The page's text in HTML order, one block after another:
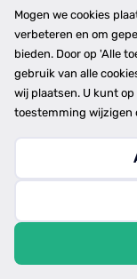
Bedrijfsgegevens
Werkwijze
Overzichten
Plaatsen
Provincies
Copyright © 2026
privacy- en
Mogen we cookies
verbeteren en om
bieden. Door op 'Alle
gebruik van alle
wij plaatsen. U kunt
toestemming wijzigen